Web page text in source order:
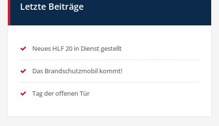
Letzte Beiträge
Neues HLF 20 in Dienst gestellt
Das Brandschutzmobil kommt!
Tag der offenen Tür